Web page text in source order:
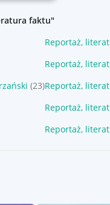
faktu"
Reportaż,
Reportaż,
(23)Reportaż,
Reportaż,
Reportaż,